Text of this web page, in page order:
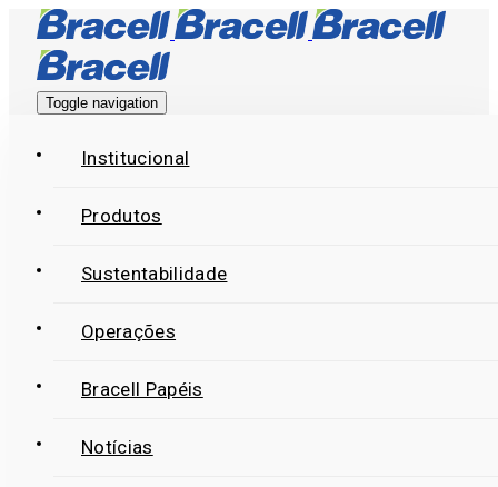
Skip
links
Skip
primary
Skip
Toggle navigation
Institucional
Produtos
Sustentabilidade
Operações
Bracell Papéis
Notícias